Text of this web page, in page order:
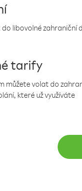
libovolné zahraniční
tarify
volat do
které už využíváte